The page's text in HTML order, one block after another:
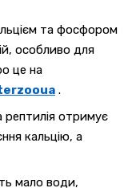
та фосфором
особливо для
це на
.
рептилія отримує
кальцію, а
мало води,